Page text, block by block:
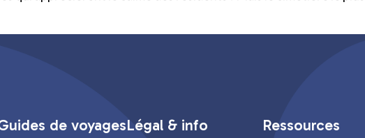
de voyagesLégal & info Ressources